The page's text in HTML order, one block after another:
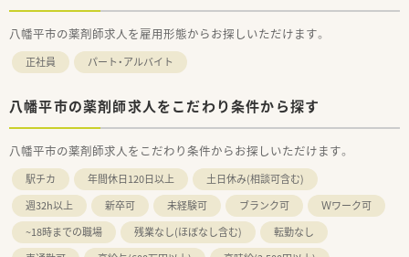
八幡平市の薬剤師求人を雇用形態からお探しいただけます。
正社員 パート・アルバイト
八幡平市の薬剤師求人をこだわり条件から探す
八幡平市の薬剤師求人をこだわり条件からお探しいただけます。
駅チカ 年間休日120日以上
土日休み(相談可含む)
週32h以上
新卒可 未経験可 ブランク可
Ｗワーク可
~18時までの職場
残業なし(ほぼなし含む)
転勤なし